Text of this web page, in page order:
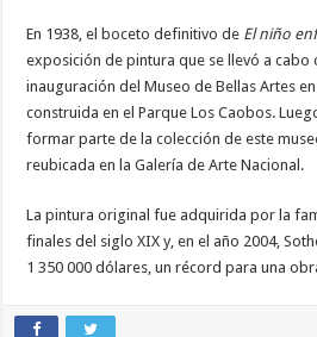
En 1938, el boceto definitivo de El niño
exposición de pintura que se llevó a cabo
inauguración del Museo de Bellas Artes
construida en el Parque Los Caobos.
formar parte de la colección de este
reubicada en la Galería de Arte Nacional.
La pintura original fue adquirida por la
finales del siglo XIX y, en el año 2004,
1 350 000 dólares, un récord para una